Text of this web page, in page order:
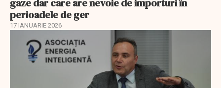
perioadele de ger
17 IANUARIE 2026